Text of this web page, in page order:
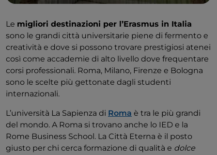
Le migliori destinazioni per l’Erasmus in Italia
sono le grandi città universitarie piene di fermento e
creatività e dove si possono trovare prestigiosi atenei
così come accademie di alto livello dove frequentare
corsi professionali. Roma, Milano, Firenze e Bologna
sono le scelte più gettonate dagli studenti
internazionali.
L’università La Sapienza di Roma è tra le più grandi
del mondo. A Roma si trovano anche lo IED e la
Rome Business School. La Città Eterna è il posto
giusto per chi cerca formazione di qualità e dolce